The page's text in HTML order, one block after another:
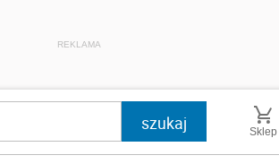
REKLAMA
Sklep